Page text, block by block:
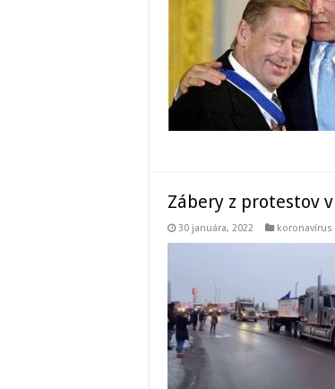
Zábery z protestov
30 januára, 2022 koronavírus